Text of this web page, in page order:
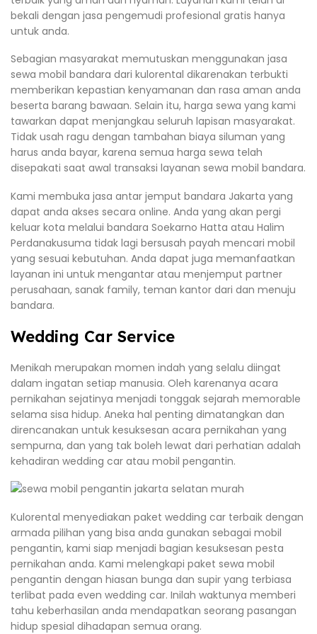
bekali dengan jasa pengemudi profesional gratis hanya
untuk anda.
Sebagian masyarakat memutuskan menggunakan jasa
sewa mobil bandara dari kulorental dikarenakan terbukti
memberikan kepastian kenyamanan dan rasa aman anda
beserta barang bawaan. Selain itu, harga sewa yang kami
tawarkan dapat menjangkau seluruh lapisan masyarakat.
Tidak usah ragu dengan tambahan biaya siluman yang
harus anda bayar, karena semua harga sewa telah
disepakati saat awal transaksi layanan sewa mobil bandara.
Kami membuka jasa antar jemput bandara Jakarta yang
dapat anda akses secara online. Anda yang akan pergi
keluar kota melalui bandara Soekarno Hatta atau Halim
Perdanakusuma tidak lagi bersusah payah mencari mobil
yang sesuai kebutuhan. Anda dapat juga memanfaatkan
layanan ini untuk mengantar atau menjemput partner
perusahaan, sanak family, teman kantor dari dan menuju
bandara.
Wedding Car Service
Menikah merupakan momen indah yang selalu diingat
dalam ingatan setiap manusia. Oleh karenanya acara
pernikahan sejatinya menjadi tonggak sejarah memorable
selama sisa hidup. Aneka hal penting dimatangkan dan
direncanakan untuk kesuksesan acara pernikahan yang
sempurna, dan yang tak boleh lewat dari perhatian adalah
kehadiran wedding car atau mobil pengantin.
Kulorental menyediakan paket wedding car terbaik dengan
armada pilihan yang bisa anda gunakan sebagai mobil
pengantin, kami siap menjadi bagian kesuksesan pesta
pernikahan anda. Kami melengkapi paket sewa mobil
pengantin dengan hiasan bunga dan supir yang terbiasa
terlibat pada even wedding car. Inilah waktunya memberi
tahu keberhasilan anda mendapatkan seorang pasangan
hidup spesial dihadapan semua orang.